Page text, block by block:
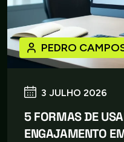
3 JULHO 2026
PEDRO
5 FORMAS DE
ENGAJAMENTO